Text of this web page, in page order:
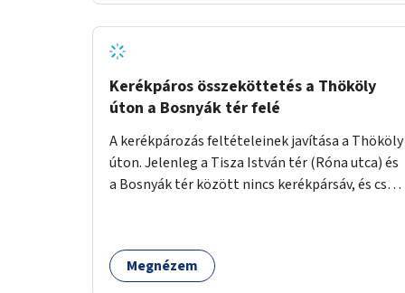
Kerékpáros összeköttetés a Thököly
úton a Bosnyák tér felé
A kerékpározás feltételeinek javítása a Thököly
úton. Jelenleg a Tisza István tér (Róna utca) és
a Bosnyák tér között nincs kerékpársáv, és csak
Megnézem